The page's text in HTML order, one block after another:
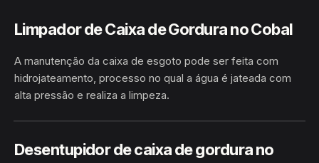
Limpador de Caixa de Gordura no Cobal
A manutenção da caixa de esgoto pode ser feita com
hidrojateamento, processo no qual a água é jateada com
alta pressão e realiza a limpeza.
HIDROJATEAMENTO COBAL · MÂNCIO LIMA/AC
Desentupidor de caixa de gordura no